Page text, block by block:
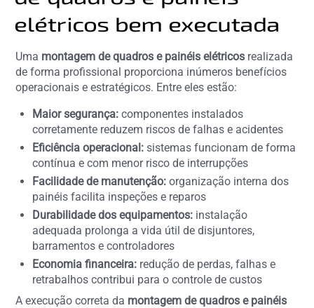
elétricos bem executada
Uma montagem de quadros e painéis elétricos realizada
de forma profissional proporciona inúmeros benefícios
operacionais e estratégicos. Entre eles estão:
Maior segurança: componentes instalados
corretamente reduzem riscos de falhas e acidentes
Eficiência operacional: sistemas funcionam de forma
contínua e com menor risco de interrupções
Facilidade de manutenção: organização interna dos
painéis facilita inspeções e reparos
Durabilidade dos equipamentos: instalação
adequada prolonga a vida útil de disjuntores,
barramentos e controladores
Economia financeira: redução de perdas, falhas e
retrabalhos contribui para o controle de custos
A execução correta da montagem de quadros e painéis